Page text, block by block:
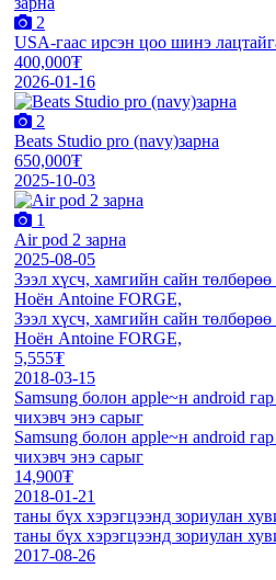
2
USA-гаас ирсэн цоо шинэ
400,000₮
2026-01-16
2
Beats Studio pro (navy)зарна
650,000₮
2025-10-03
1
Air pod 2 зарна
2025-08-05
Зээл хүсч, хамгийн сайн
Ноён Antoine FORGE,
Зээл хүсч, хамгийн сайн
Ноён Antoine FORGE,
5,555₮
2018-03-15
Samsung болон apple~н android
чихэвч энэ сарыг
Samsung болон apple~н android
чихэвч энэ сарыг
14,900₮
2018-01-21
таны бүх хэрэгцээнд зориулан
таны бүх хэрэгцээнд зориулан
2017-08-26